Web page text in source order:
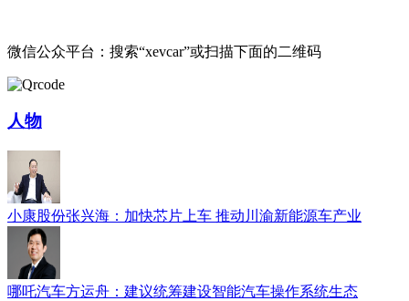
微信公众平台：搜索“xevcar”或扫描下面的二维码
人物
小康股份张兴海：加快芯片上车 推动川渝新能源车产业
哪吒汽车方运舟：建议统筹建设智能汽车操作系统生态